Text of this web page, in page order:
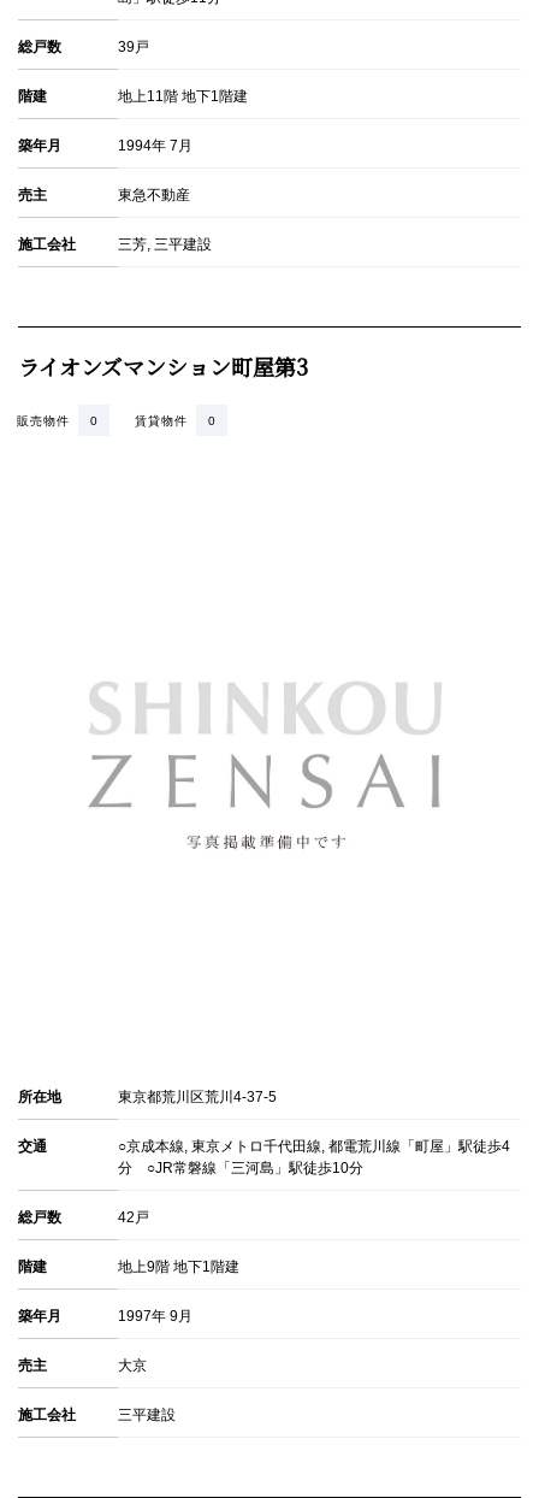
総戸数 39戸
階建 地上11階 地下1階建
築年月 1994年 7月
売主 東急不動産
施工会社 三芳, 三平建設
ライオンズマンション町屋第3
賃貸物件 0
販売物件 0
所在地 東京都荒川区荒川4-37-5
交通
○京成本線, 東京メトロ千代田線, 都電荒川線「町屋」駅徒歩4
分 ○JR常磐線「三河島」駅徒歩10分
総戸数 42戸
階建 地上9階 地下1階建
築年月 1997年 9月
売主 大京
施工会社 三平建設